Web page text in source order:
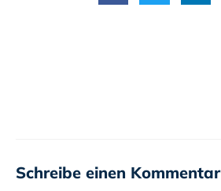
Schreibe einen Kommentar